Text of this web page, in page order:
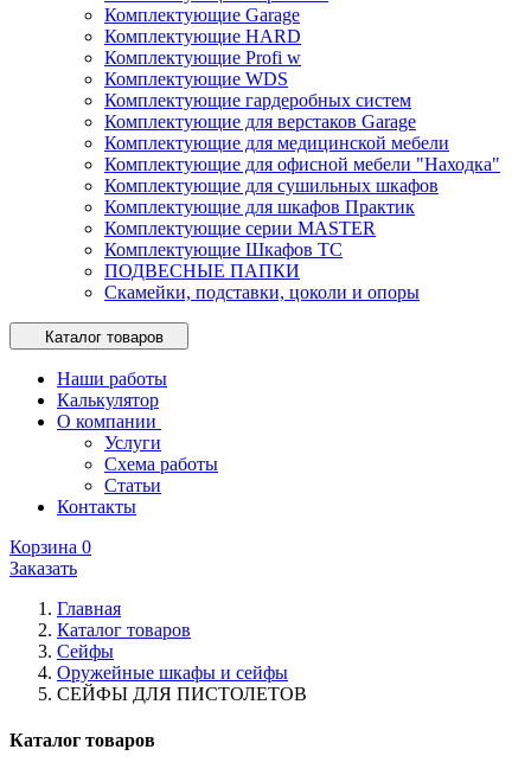
Комплектующие Garage
Комплектующие HARD
Комплектующие Profi w
Комплектующие WDS
Комплектующие гардеробных систем
Комплектующие для верстаков Garage
Комплектующие для медицинской мебели
Комплектующие для офисной мебели "Находка"
Комплектующие для сушильных шкафов
Комплектующие для шкафов Практик
Комплектующие серии MASTER
Комплектующие Шкафов ТС
ПОДВЕСНЫЕ ПАПКИ
Скамейки, подставки, цоколи и опоры
Каталог товаров
Наши работы
Калькулятор
О компании
Услуги
Схема работы
Статьи
Контакты
Корзина 0
Заказать
Главная
Каталог товаров
Сейфы
Оружейные шкафы и сейфы
СЕЙФЫ ДЛЯ ПИСТОЛЕТОВ
Каталог товаров